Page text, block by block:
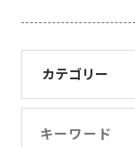
カテゴリー